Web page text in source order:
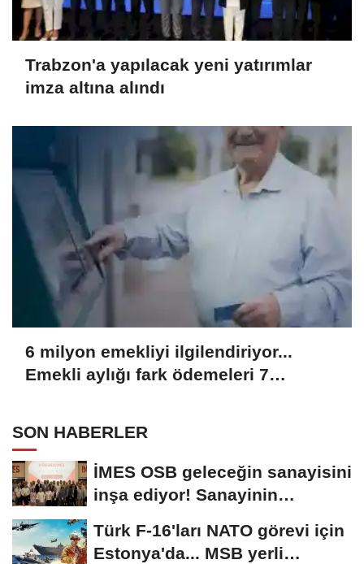
Trabzon'a yapılacak yeni yatırımlar
imza altına alındı
6 milyon emekliyi ilgilendiriyor...
Emekli aylığı fark ödemeleri 7
SON HABERLER
İMES OSB geleceğin sanayisini
inşa ediyor! Sanayinin
Türk F-16'ları NATO görevi için
Estonya'da... MSB yerli